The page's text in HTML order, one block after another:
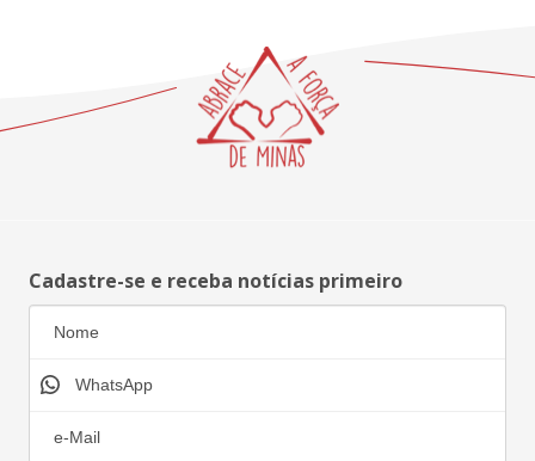
Cadastre-se e receba notícias primeiro